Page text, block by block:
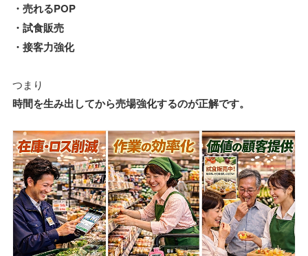
・売れるPOP
・試食販売
・接客力強化
つまり
時間を生み出してから売場強化するのが正解です。